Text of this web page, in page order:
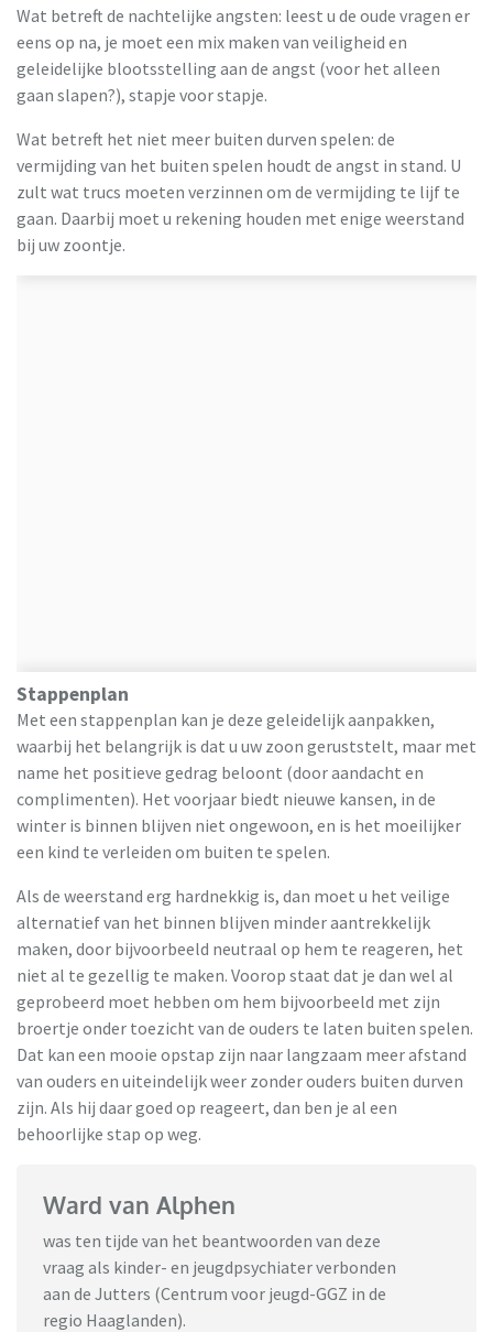
Wat betreft de nachtelijke angsten: leest u de oude vragen er
eens op na, je moet een mix maken van veiligheid en
geleidelijke blootsstelling aan de angst (voor het alleen
gaan slapen?), stapje voor stapje.
Wat betreft het niet meer buiten durven spelen: de
vermijding van het buiten spelen houdt de angst in stand. U
zult wat trucs moeten verzinnen om de vermijding te lijf te
gaan. Daarbij moet u rekening houden met enige weerstand
bij uw zoontje.
Stappenplan
Met een stappenplan kan je deze geleidelijk aanpakken,
waarbij het belangrijk is dat u uw zoon geruststelt, maar met
name het positieve gedrag beloont (door aandacht en
complimenten). Het voorjaar biedt nieuwe kansen, in de
winter is binnen blijven niet ongewoon, en is het moeilijker
een kind te verleiden om buiten te spelen.
Als de weerstand erg hardnekkig is, dan moet u het veilige
alternatief van het binnen blijven minder aantrekkelijk
maken, door bijvoorbeeld neutraal op hem te reageren, het
niet al te gezellig te maken. Voorop staat dat je dan wel al
geprobeerd moet hebben om hem bijvoorbeeld met zijn
broertje onder toezicht van de ouders te laten buiten spelen.
Dat kan een mooie opstap zijn naar langzaam meer afstand
van ouders en uiteindelijk weer zonder ouders buiten durven
zijn. Als hij daar goed op reageert, dan ben je al een
behoorlijke stap op weg.
Ward van Alphen
was ten tijde van het beantwoorden van deze
vraag als kinder- en jeugdpsychiater verbonden
aan de Jutters (Centrum voor jeugd-GGZ in de
regio Haaglanden).